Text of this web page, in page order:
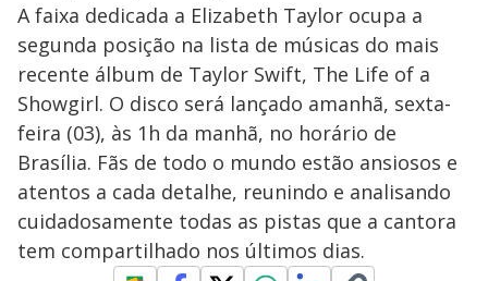
A faixa dedicada a Elizabeth Taylor ocupa a
segunda posição na lista de músicas do mais
recente álbum de Taylor Swift, The Life of a
Showgirl. O disco será lançado amanhã, sexta-
feira (03), às 1h da manhã, no horário de
Brasília. Fãs de todo o mundo estão ansiosos e
atentos a cada detalhe, reunindo e analisando
cuidadosamente todas as pistas que a cantora
tem compartilhado nos últimos dias.